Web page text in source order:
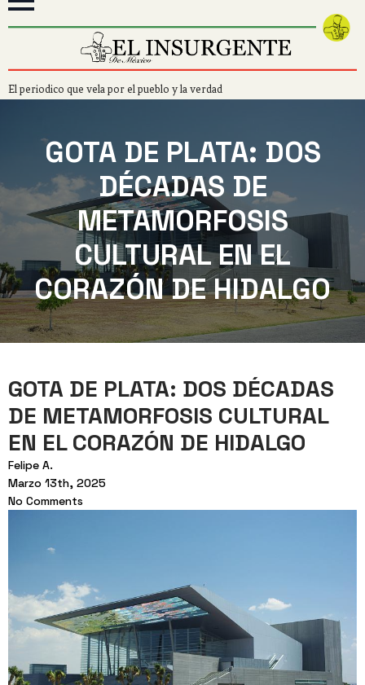
El periodico que vela por el pueblo y la verdad
GOTA DE PLATA: DOS
DÉCADAS DE
METAMORFOSIS
CULTURAL EN EL
CORAZÓN DE HIDALGO
GOTA DE PLATA: DOS DÉCADAS
DE METAMORFOSIS CULTURAL
EN EL CORAZÓN DE HIDALGO
Felipe A.
Marzo 13th, 2025
No Comments